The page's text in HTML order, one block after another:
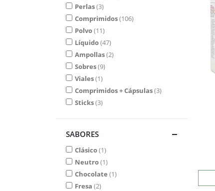
Perlas 3
Comprimidos 106
Polvo 11
Líquido 47
Ampollas 2
Sobres 9
Viales 1
Comprimidos + Cápsulas 3
Sticks 3
SABORES
Clásico 1
Neutro 1
Chocolate 1
Fresa 2